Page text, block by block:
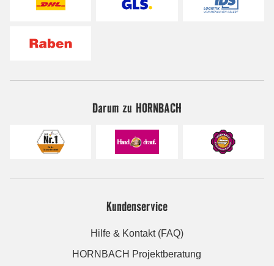
Darum zu HORNBACH
Kundenservice
Hilfe & Kontakt (FAQ)
HORNBACH Projektberatung